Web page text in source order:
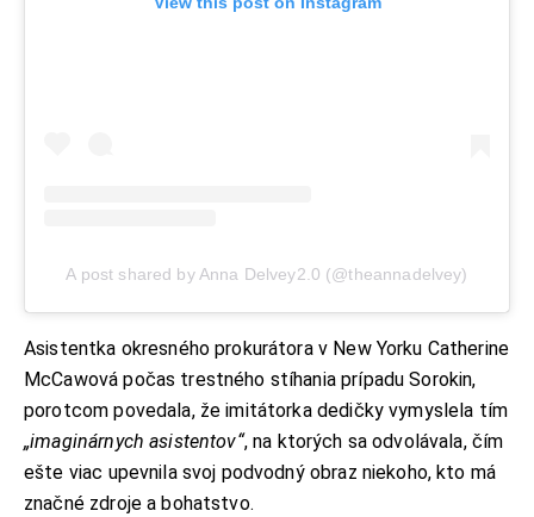
A post shared by Anna Delvey2.0 (@theannadelvey)
Asistentka okresného prokurátora v New Yorku Catherine
McCawová počas trestného stíhania prípadu Sorokin,
porotcom povedala, že imitátorka dedičky vymyslela tím
„imaginárnych asistentov“, na ktorých sa odvolávala, čím
ešte viac upevnila svoj podvodný obraz niekoho, kto má
značné zdroje a bohatstvo.